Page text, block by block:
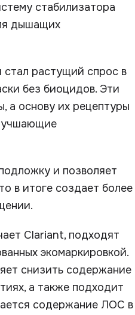
стабилизатора
дышащих
растущий спрос в
без биоцидов. Эти
а основу их рецептуры
и позволяет
в итоге создает более
Clariant, подходят
экомаркировкой.
снизить содержание
а также подходит
содержание ЛОС в